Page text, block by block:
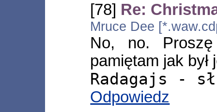
[78] Re:
Mruce Dee
No, no. Proszę
pamiętam jak był
Radagajs -
Odpowiedz